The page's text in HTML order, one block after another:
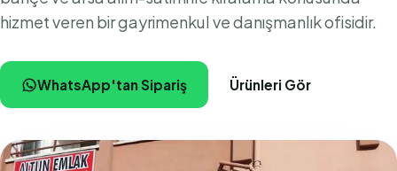
hizmet veren bir gayrimenkul ve danışmanlık ofisidir.
WhatsApp'tan Sipariş Ürünleri Gör